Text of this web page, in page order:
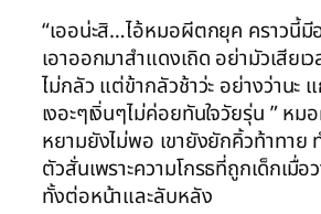
“เออน่ะสิ…ไอ้หมอผีตกยุค คราวนี้มี
เอาออกมาสำแดงเถิด อย่ามัวเสียเ
ไม่กลัว แต่ข้ากลัวช้าว่ะ อย่างว่านะ
เงอะๆเงิ่นๆไม่ค่อยทันใจวัยรุ่น ” ห
หยามยังไม่พอ เขายังยักคิ้วท้าทาย
ตัวสั่นเพราะความโกรธที่ถูกเด็กเมื่อ
ทั้งต่อหน้าและลับหลัง